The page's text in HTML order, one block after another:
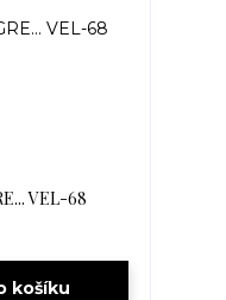
VEL-68
košíku